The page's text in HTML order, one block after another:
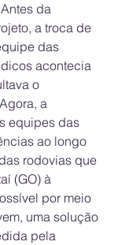
da
a troca de
das
acontecia
o
a
equipes das
ao longo
rodovias que
(GO) à
por meio
uma solução
pela